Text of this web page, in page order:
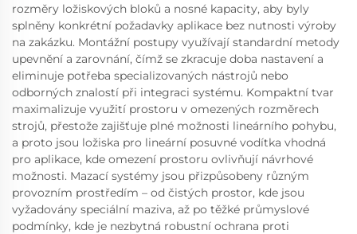
rozměry ložiskových bloků a nosné kapacity, aby byly
splněny konkrétní požadavky aplikace bez nutnosti výroby
na zakázku. Montážní postupy využívají standardní metody
upevnění a zarovnání, čímž se zkracuje doba nastavení a
eliminuje potřeba specializovaných nástrojů nebo
odborných znalostí při integraci systému. Kompaktní tvar
maximalizuje využití prostoru v omezených rozměrech
strojů, přestože zajišťuje plné možnosti lineárního pohybu,
a proto jsou ložiska pro lineární posuvné vodítka vhodná
pro aplikace, kde omezení prostoru ovlivňují návrhové
možnosti. Mazací systémy jsou přizpůsobeny různým
provozním prostředím – od čistých prostor, kde jsou
vyžadovány speciální maziva, až po těžké průmyslové
podmínky, kde je nezbytná robustní ochrana proti